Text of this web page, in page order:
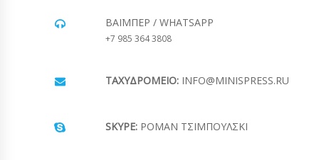
ΒΆΙΜΠΕΡ / WHATSAPP
+7 985 364 3808
ΤΑΧΥΔΡΟΜΕΊΟ: INFO@MINISPRESS.RU
SKYPE: ΡΟΜΆΝ ΤΣΙΜΠΟΎΛΣΚΙ